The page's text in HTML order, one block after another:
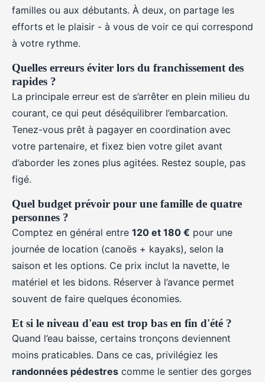
familles ou aux débutants. À deux, on partage les
efforts et le plaisir - à vous de voir ce qui correspond
à votre rythme.
Quelles erreurs éviter lors du franchissement des
rapides ?
La principale erreur est de s’arrêter en plein milieu du
courant, ce qui peut déséquilibrer l’embarcation.
Tenez-vous prêt à pagayer en coordination avec
votre partenaire, et fixez bien votre gilet avant
d’aborder les zones plus agitées. Restez souple, pas
figé.
Quel budget prévoir pour une famille de quatre
personnes ?
Comptez en général entre 120 et 180 € pour une
journée de location (canoës + kayaks), selon la
saison et les options. Ce prix inclut la navette, le
matériel et les bidons. Réserver à l’avance permet
souvent de faire quelques économies.
Et si le niveau d'eau est trop bas en fin d'été ?
Quand l’eau baisse, certains tronçons deviennent
moins praticables. Dans ce cas, privilégiez les
randonnées pédestres comme le sentier des gorges